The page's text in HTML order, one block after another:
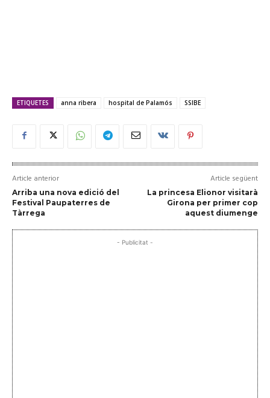
ETIQUETES anna ribera hospital de Palamós SSIBE
Article anterior
Arriba una nova edició del
Festival Paupaterres de
Tàrrega
Article següent
La princesa Elionor visitarà
Girona per primer cop
aquest diumenge
- Publicitat -